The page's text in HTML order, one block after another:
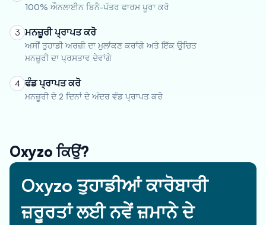
100% ਔਨਲਾਈਨ ਬਿਨੈ-ਪੱਤਰ ਫਾਰਮ ਪੂਰਾ ਕਰੋ
3 ਮਨਜ਼ੂਰੀ ਪ੍ਰਾਪਤ ਕਰੋ
ਅਸੀਂ ਤੁਹਾਡੀ ਅਰਜ਼ੀ ਦਾ ਮੁਲਾਂਕਣ ਕਰਾਂਗੇ ਅਤੇ ਇੱਕ ਉਚਿਤ
ਮਨਜ਼ੂਰੀ ਦਾ ਪ੍ਰਸਤਾਵ ਦੇਵਾਂਗੇ
4 ਫੰਡ ਪ੍ਰਾਪਤ ਕਰੋ
ਮਨਜ਼ੂਰੀ ਦੇ 2 ਦਿਨਾਂ ਦੇ ਅੰਦਰ ਵੰਡ ਪ੍ਰਾਪਤ ਕਰੋ
Oxyzo ਕਿਉਂ?
Oxyzo ਤੁਹਾਡੀਆਂ ਕਾਰੋਬਾਰੀ
ਜ਼ਰੂਰਤਾਂ ਲਈ ਨਵੇਂ ਜ਼ਮਾਨੇ ਦੇ